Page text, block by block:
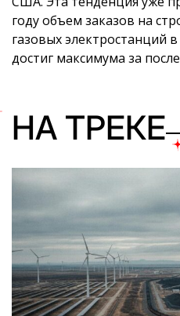
году объем заказов на
газовых электростанций
достиг максимума за
НА ТРЕКЕ